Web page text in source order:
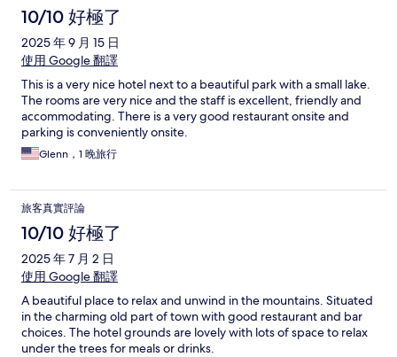
10/10 好極了
2025 年 9 月 15 日
使用 Google 翻譯
This is a very nice hotel next to a beautiful park with a small lake.
The rooms are very nice and the staff is excellent, friendly and
accommodating. There is a very good restaurant onsite and
parking is conveniently onsite.
Glenn，1 晚旅行
旅客真實評論
10/10 好極了
2025 年 7 月 2 日
使用 Google 翻譯
A beautiful place to relax and unwind in the mountains. Situated
in the charming old part of town with good restaurant and bar
choices. The hotel grounds are lovely with lots of space to relax
under the trees for meals or drinks.